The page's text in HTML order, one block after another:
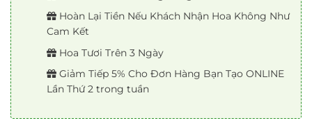
Hoàn Lại Tiền Nếu Khách Nhận Hoa Không Như
Cam Kết
Hoa Tươi Trên 3 Ngày
Giảm Tiếp 5% Cho Đơn Hàng Bạn Tạo ONLINE
Lần Thứ 2 trong tuần